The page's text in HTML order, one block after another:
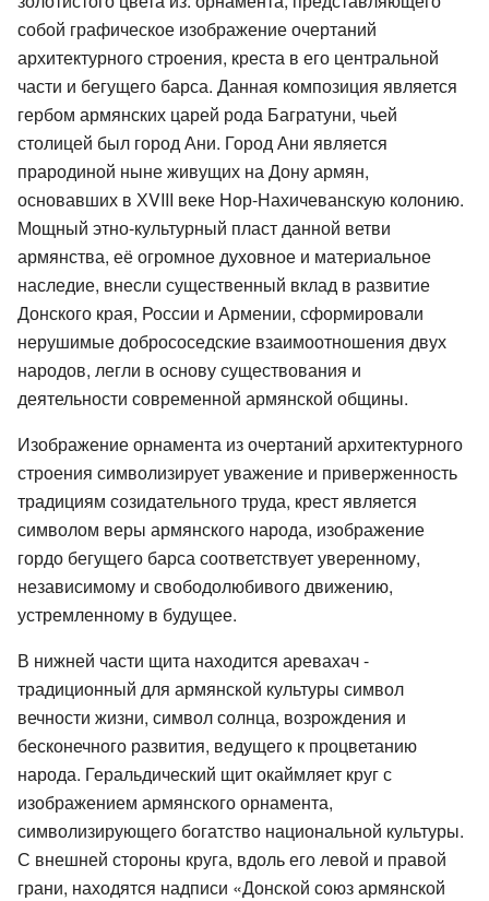
собой графическое изображение очертаний
архитектурного строения, креста в его центральной
части и бегущего барса. Данная композиция является
гербом армянских царей рода Багратуни, чьей
столицей был город Ани. Город Ани является
прародиной ныне живущих на Дону армян,
основавших в ХVIII веке Нор-Нахичеванскую колонию.
Мощный этно-культурный пласт данной ветви
армянства, её огромное духовное и материальное
наследие, внесли существенный вклад в развитие
Донского края, России и Армении, сформировали
нерушимые добрососедские взаимоотношения двух
народов, легли в основу существования и
деятельности современной армянской общины.
Изображение орнамента из очертаний архитектурного
строения символизирует уважение и приверженность
традициям созидательного труда, крест является
символом веры армянского народа, изображение
гордо бегущего барса соответствует уверенному,
независимому и свободолюбивого движению,
устремленному в будущее.
В нижней части щита находится аревахач -
традиционный для армянской культуры символ
вечности жизни, символ солнца, возрождения и
бесконечного развития, ведущего к процветанию
народа. Геральдический щит окаймляет круг с
изображением армянского орнамента,
символизирующего богатство национальной культуры.
С внешней стороны круга, вдоль его левой и правой
грани, находятся надписи «Донской союз армянской